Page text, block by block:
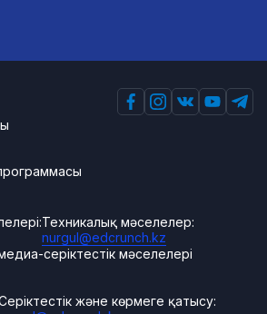
Техникалық мәселелер:
nurgul@edcrunch.kz
серіктестік мәселелері
және көрмеге қатысу: